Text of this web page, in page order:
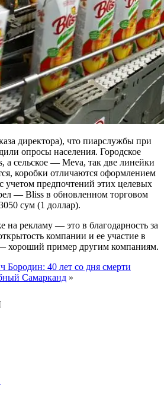
директора), что пиарслужбы при
опросы населения. Городское
а сельское — Meva, так две линейки
коробки отличаются оформлением
учетом предпочтений этих целевых
— Bliss в обновленном торговом
сум (1 доллар).
на рекламу — это в благодарность за
компании и ее участие в
хороший пример другим компаниям.
Бородин: 40 лет со дня смерти
Самарканд »